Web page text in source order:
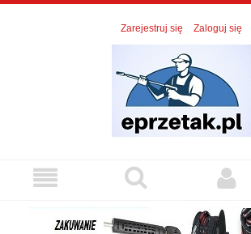
Zarejestruj się Zaloguj się